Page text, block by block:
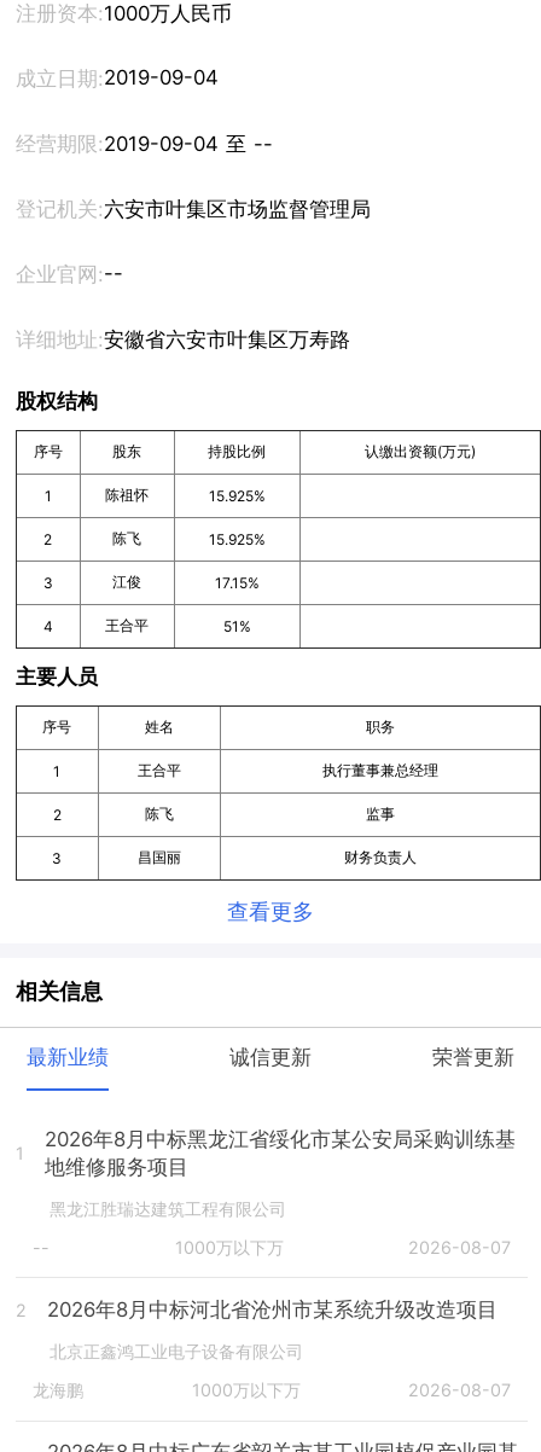
注册资本:1000万人民币
成立日期:2019-09-04
经营期限: 2019-09-04 至 --
登记机关:六安市叶集区市场监督管理局
企业官网:--
详细地址:安徽省六安市叶集区万寿路
股权结构
序号 股东 持股比例 认缴出资额(万元)
1 陈祖怀 15.925%
2 陈飞 15.925%
3 江俊 17.15%
4 王合平 51%
主要人员
序号 姓名 职务
1 王合平 执行董事兼总经理
2 陈飞 监事
3 昌国丽 财务负责人
查看更多
相关信息
最新业绩 诚信更新 荣誉更新
1
2026年8月中标黑龙江省绥化市某公安局采购训练基
地维修服务项目
黑龙江胜瑞达建筑工程有限公司
--
1000万以下万 2026-08-07
2 2026年8月中标河北省沧州市某系统升级改造项目
北京正鑫鸿工业电子设备有限公司
龙海鹏
1000万以下万 2026-08-07